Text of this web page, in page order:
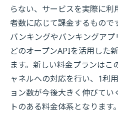
らない、サービスを実際に利
者数に応じて課金するもので
バンキングやバンキングア
どのオープンAPIを活用した
ます。新しい料金プランは
ャネルへの対応を行い、1利
ョン数が今後大きく伸びて
トのある料金体系となります。